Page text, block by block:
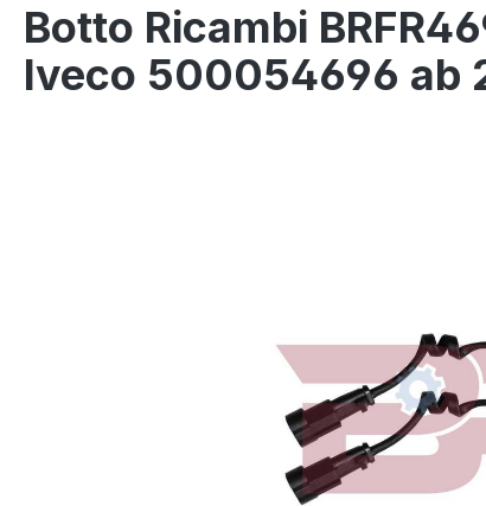
Botto Ricambi
Iveco 500054696 ab